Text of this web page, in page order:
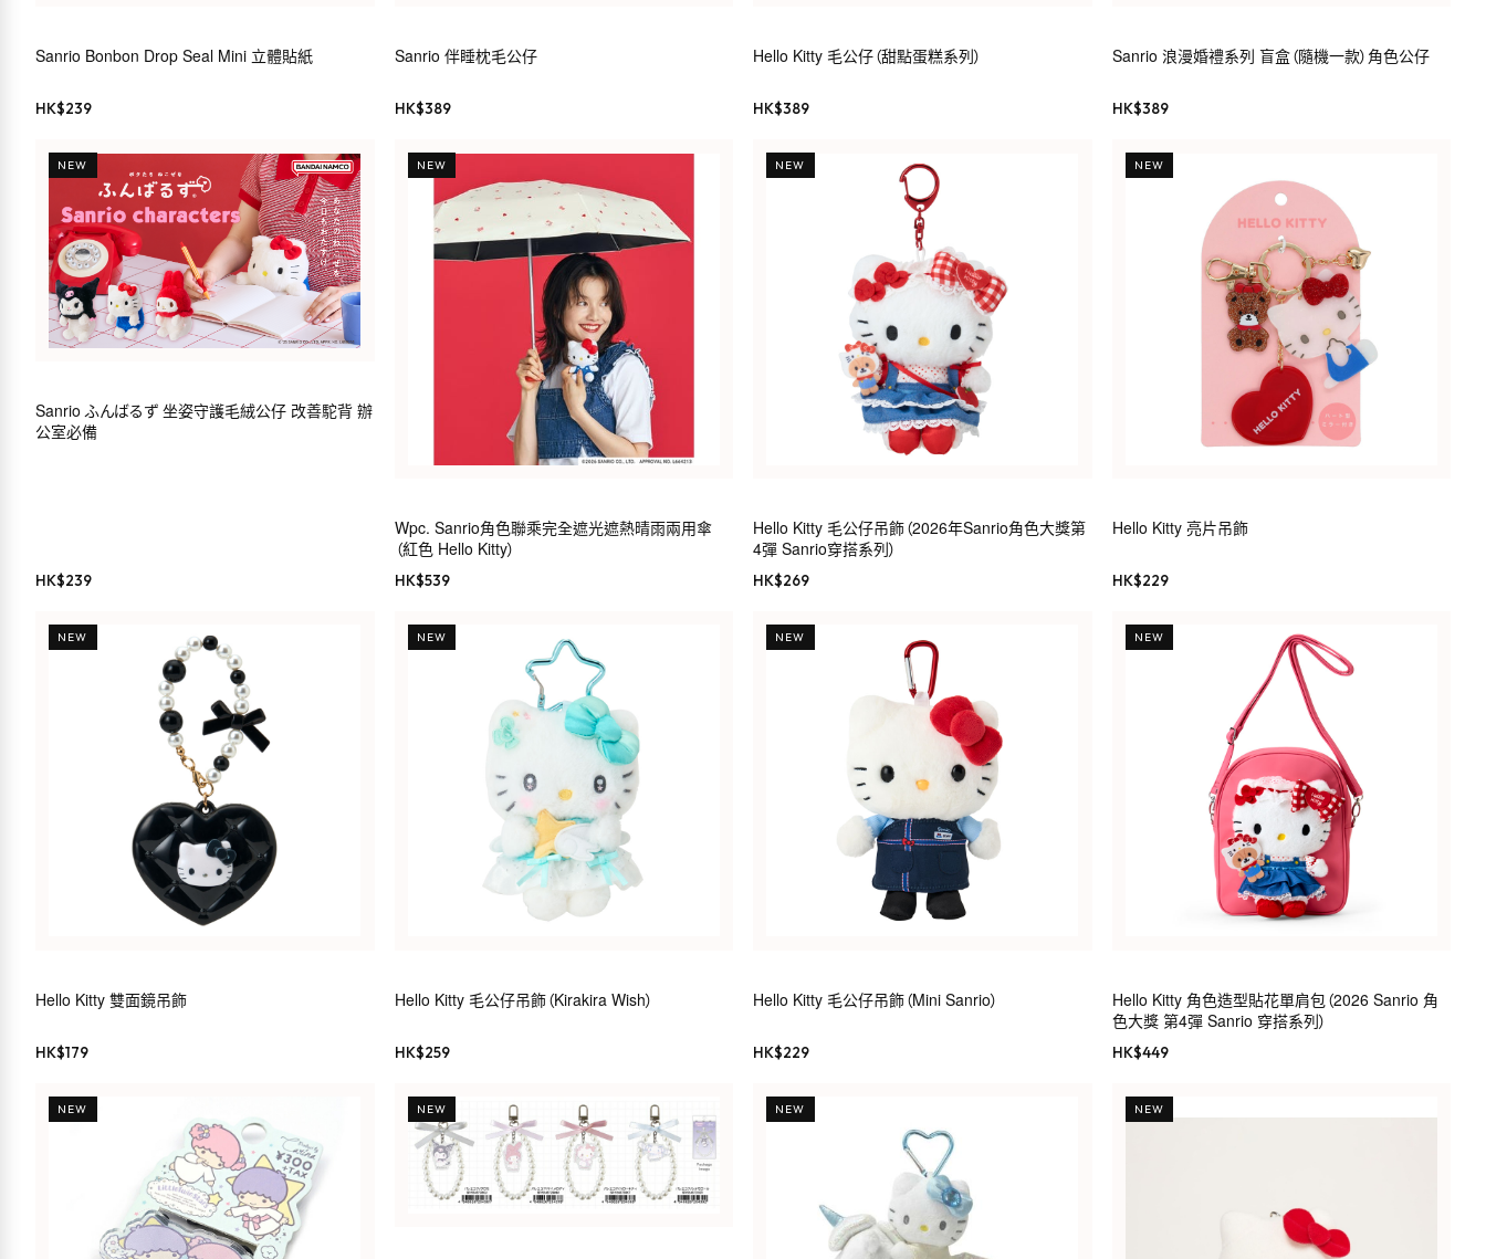
Sanrio Bonbon Drop Seal Mini 立體貼紙
HK$239
Sanrio 伴睡枕毛公仔
HK$389
Hello Kitty 毛公仔（甜點蛋糕系列）
HK$389
Sanrio 浪漫婚禮系列 盲盒（隨機一款）角色公仔
HK$389
NEW
Sanrio ふんばるず 坐姿守護毛絨公仔 改善駝背 辦
公室必備
HK$239
NEW
Wpc. Sanrio角色聯乘完全遮光遮熱晴雨兩用傘
（紅色 Hello Kitty）
HK$539
NEW
Hello Kitty 毛公仔吊飾（2026年Sanrio角色大獎第
4彈 Sanrio穿搭系列）
HK$269
NEW
Hello Kitty 亮片吊飾
HK$229
NEW
Hello Kitty 雙面鏡吊飾
HK$179
NEW
Hello Kitty 毛公仔吊飾（Kirakira Wish）
HK$259
NEW
Hello Kitty 毛公仔吊飾（Mini Sanrio）
HK$229
NEW
Hello Kitty 角色造型貼花單肩包（2026 Sanrio 角
色大獎 第4彈 Sanrio 穿搭系列）
HK$449
NEW NEW NEW NEW